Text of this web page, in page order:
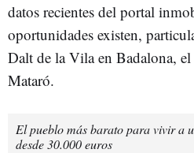
datos recientes del portal
oportunidades existen,
Dalt de la Vila en Badalona,
Mataró.
El pueblo más barato para vivir a
desde 30.000 euros